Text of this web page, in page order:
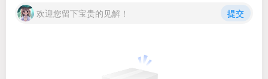
欢迎您留下宝贵的见解！ 提交